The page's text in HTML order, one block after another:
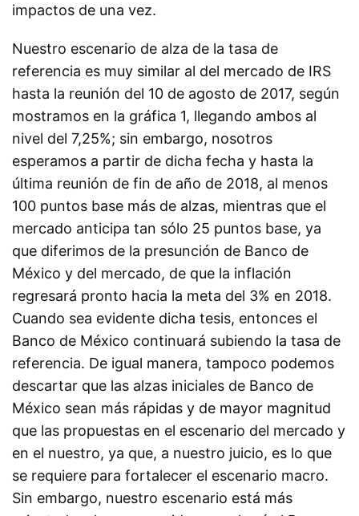
impactos de una vez.
Nuestro escenario de alza de la tasa de
referencia es muy similar al del mercado de IRS
hasta la reunión del 10 de agosto de 2017, según
mostramos en la gráfica 1, llegando ambos al
nivel del 7,25%; sin embargo, nosotros
esperamos a partir de dicha fecha y hasta la
última reunión de fin de año de 2018, al menos
100 puntos base más de alzas, mientras que el
mercado anticipa tan sólo 25 puntos base, ya
que diferimos de la presunción de Banco de
México y del mercado, de que la inflación
regresará pronto hacia la meta del 3% en 2018.
Cuando sea evidente dicha tesis, entonces el
Banco de México continuará subiendo la tasa de
referencia. De igual manera, tampoco podemos
descartar que las alzas iniciales de Banco de
México sean más rápidas y de mayor magnitud
que las propuestas en el escenario del mercado y
en el nuestro, ya que, a nuestro juicio, es lo que
se requiere para fortalecer el escenario macro.
Sin embargo, nuestro escenario está más